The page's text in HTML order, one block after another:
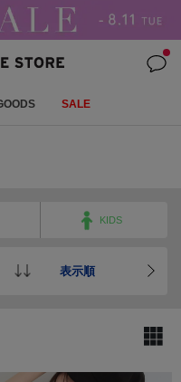
SALE
KIDS
表示順